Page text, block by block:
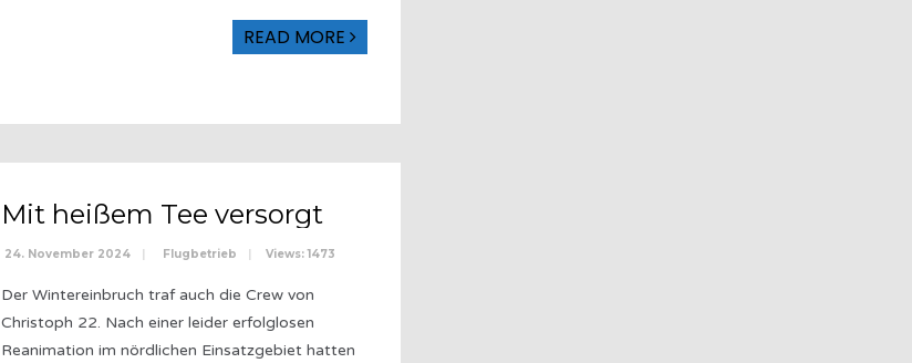
READ MORE
Mit heißem Tee versorgt
24. November 2024 | Flugbetrieb | Views: 1473
Der Wintereinbruch traf auch die Crew von
Christoph 22. Nach einer leider erfolglosen
Reanimation im nördlichen Einsatzgebiet hatten